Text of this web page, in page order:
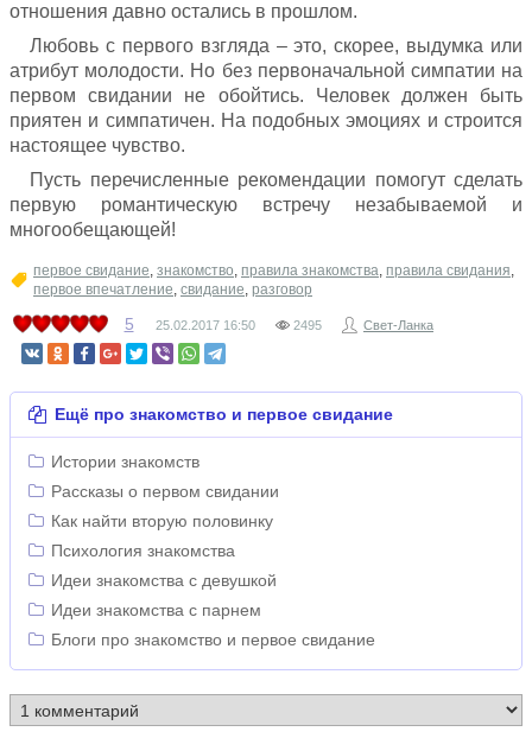
отношения давно остались в прошлом.
Любовь с первого взгляда – это, скорее, выдумка или
атрибут молодости. Но без первоначальной симпатии на
первом свидании не обойтись. Человек должен быть
приятен и симпатичен. На подобных эмоциях и строится
настоящее чувство.
Пусть перечисленные рекомендации помогут сделать
первую романтическую встречу незабываемой и
многообещающей!
первое свидание, знакомство, правила знакомства, правила свидания,
первое впечатление, свидание, разговор
5 25.02.2017 16:50 2495 Свет-Ланка
Ещё про знакомство и первое свидание
Истории знакомств
Рассказы о первом свидании
Как найти вторую половинку
Психология знакомства
Идеи знакомства с девушкой
Идеи знакомства с парнем
Блоги про знакомство и первое свидание